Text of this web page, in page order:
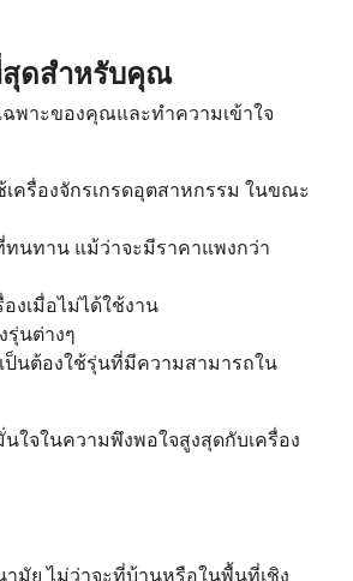
สุดสำหรับคุณ
ฉพาะของคุณและทำความเข้าใจ
รื่องจักรเกรดอุตสาหกรรม ในขณะ
นทาน แม้ว่าจะมีราคาแพงกว่า
งเมื่อไม่ได้ใช้งาน
นต่างๆ
ป็นต้องใช้รุ่นที่มีความสามารถใน
จในความพึงพอใจสูงสุดกับเครื่อง
มัย ไม่ว่าจะที่บ้านหรือในพื้นที่เชิง